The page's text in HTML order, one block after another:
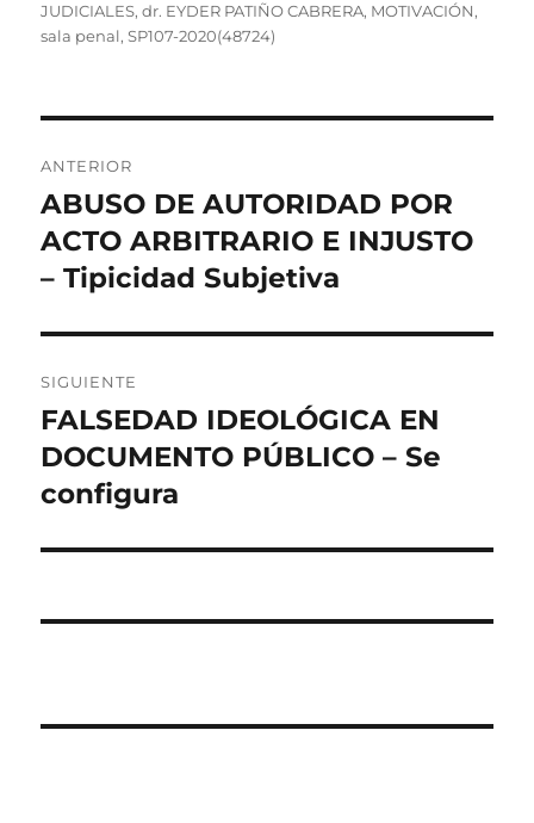
JUDICIALES,dr. EYDER PATIÑO CABRERA, MOTIVACIÓN,
sala penal,SP107-2020(48724)
de
entradas
ANTERIOR
Entrada
anterior:
ABUSO DE AUTORIDAD POR
ACTO ARBITRARIO E INJUSTO
– Tipicidad Subjetiva
SIGUIENTE
Entrada
siguiente:
FALSEDAD IDEOLÓGICA EN
DOCUMENTO PÚBLICO – Se
configura